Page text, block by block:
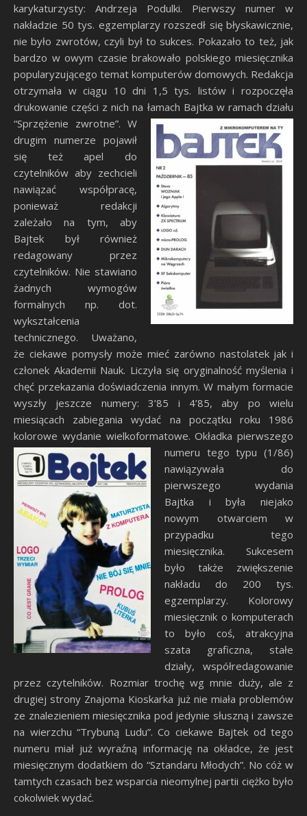
karykaturzysty: Andrzeja Podulki. Pierwszy numer w
nakładzie 50 tys. egzemplarzy rozszedł się błyskawicznie,
nie było zwrotów, czyli był to sukces. Pokazało to też, jak
bardzo w owym czasie brakowało polskiego miesięcznika
popularyzującego temat komputerów domowych. Redakcja
otrzymała w ciągu 10 dni 1,5 tys. listów i rozpoczęła
drukowanie części z nich na łamach Bajtka w ramach działu
“Sprzężenie zwrotne”. W
drugim numerze pojawił
się też apel do
czytelników aby zechcieli
nawiązać współpracę,
ponieważ redakcji
zależało na tym, aby
Bajtek był również
redagowany przez
czytelników. Nie stawiano
żadnych wymogów
formalnych np. dot.
wykształcenia
technicznego. Uważano,
że ciekawe pomysły może mieć zarówno nastolatek jak i
członek Akademii Nauk. Liczyła się oryginalność myślenia i
chęć przekazania doświadczenia innym. W małym formacie
wyszły jeszcze numery: 3’85 i 4’85, aby po wielu
miesiącach zabiegania wydać na początku roku 1986
kolorowe wydanie wielkoformatowe.Okładka pierwszego
numeru tego typu (1/86)
nawiązywała do
pierwszego wydania
Bajtka i była niejako
nowym otwarciem w
przypadku tego
miesięcznika. Sukcesem
było także zwiększenie
nakładu do 200 tys.
egzemplarzy. Kolorowy
miesięcznik o komputerach
to było coś, atrakcyjna
szata graficzna, stałe
działy, współredagowanie
przez czytelników. Rozmiar trochę wg mnie duży, ale z
drugiej strony Znajoma Kioskarka już nie miała problemów
ze znalezieniem miesięcznika pod jedynie słuszną i zawsze
na wierzchu “Trybuną Ludu”. Co ciekawe Bajtek od tego
numeru miał już wyraźną informację na okładce, że jest
miesięcznym dodatkiem do “Sztandaru Młodych”. No cóż w
tamtych czasach bez wsparcia nieomylnej partii ciężko było
cokolwiek wydać.